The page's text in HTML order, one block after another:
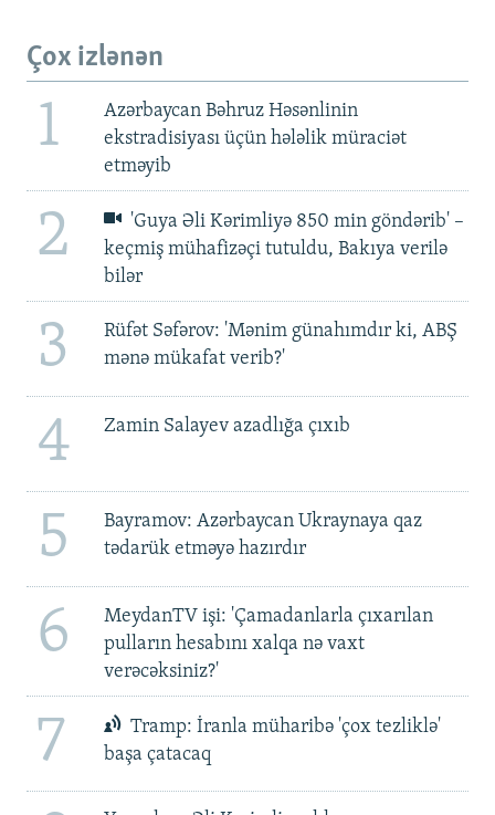
Çox izlənən
1
Azərbaycan Bəhruz Həsənlinin
ekstradisiyası üçün hələlik müraciət
etməyib
2
'Guya Əli Kərimliyə 850 min göndərib' –
keçmiş mühafizəçi tutuldu, Bakıya verilə
bilər
3
Rüfət Səfərov: 'Mənim günahımdır ki, ABŞ
mənə mükafat verib?'
4 Zamin Salayev azadlığa çıxıb
5
Bayramov: Azərbaycan Ukraynaya qaz
tədarük etməyə hazırdır
6
MeydanTV işi: 'Çamadanlarla çıxarılan
pulların hesabını xalqa nə vaxt
verəcəksiniz?'
7
Tramp: İranla müharibə 'çox tezliklə'
başa çatacaq